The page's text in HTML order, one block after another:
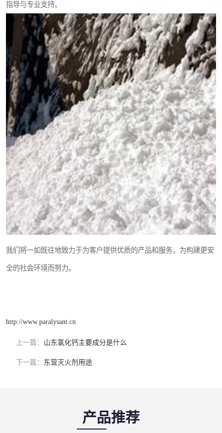
指导与专业支持。
我们将一如既往地致力于为客户提供优质的产品和服务，为构建更安
全的社会环境而努力。
http://www.paralysant.cn
上一篇： 山东氯化钙主要成分是什么
下一篇： 东营灭火剂用途
产品推荐